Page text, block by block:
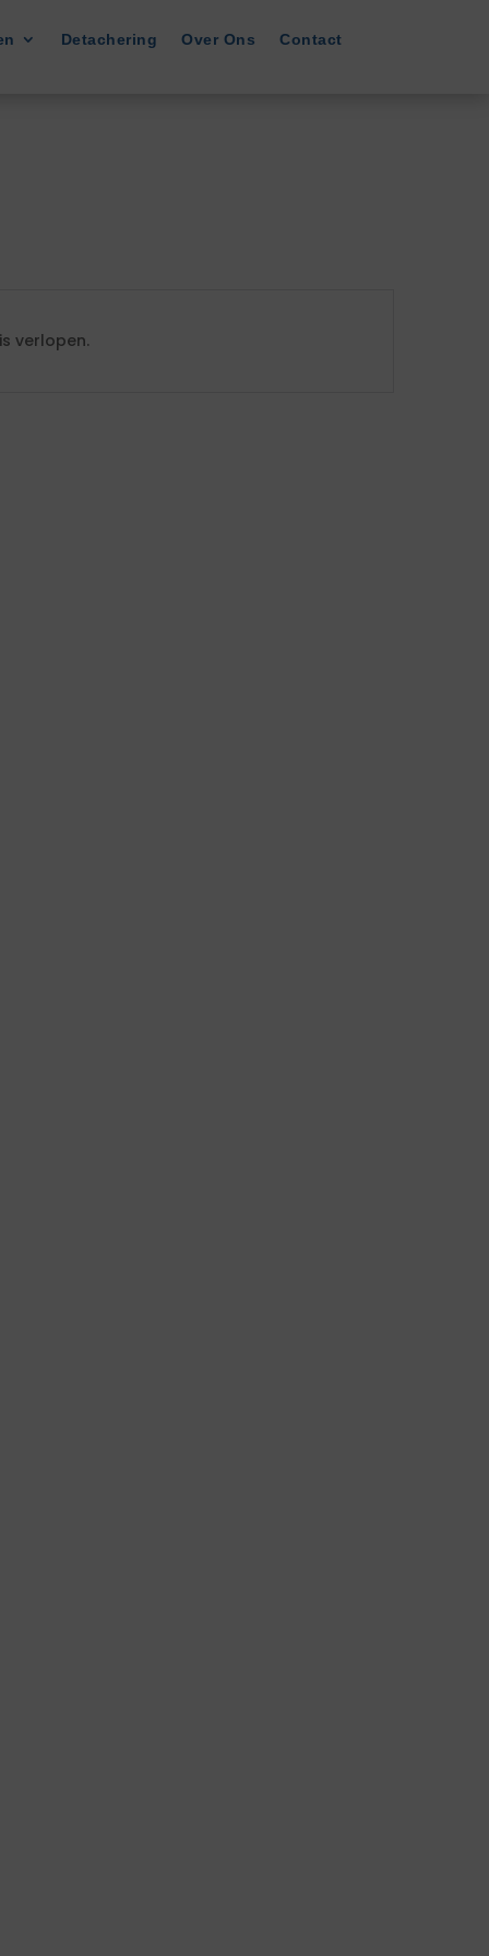
Detachering Over Ons Contact
verlopen.